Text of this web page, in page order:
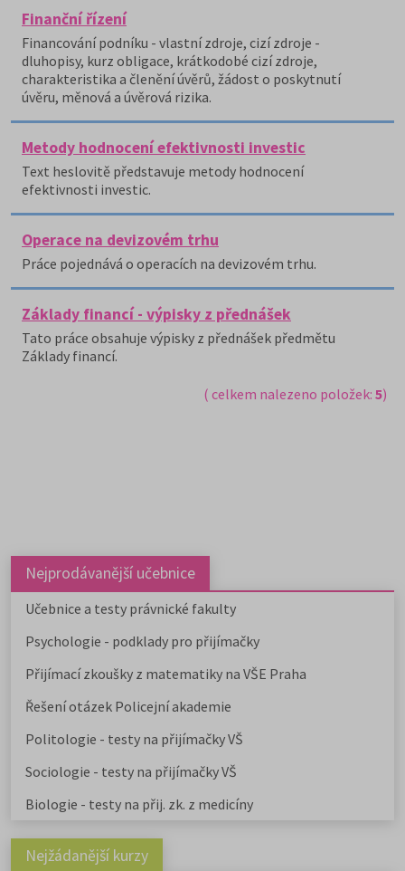
Finanční řízení
Financování podníku - vlastní zdroje, cizí zdroje -
dluhopisy, kurz obligace, krátkodobé cizí zdroje,
charakteristika a členění úvěrů, žádost o poskytnutí
úvěru, měnová a úvěrová rizika.
Metody hodnocení efektivnosti investic
Text heslovitě představuje metody hodnocení
efektivnosti investic.
Operace na devizovém trhu
Práce pojednává o operacích na devizovém trhu.
Základy financí - výpisky z přednášek
Tato práce obsahuje výpisky z přednášek předmětu
Základy financí.
( celkem nalezeno položek: 5)
Nejprodávanější učebnice
Učebnice a testy právnické fakulty
Psychologie - podklady pro přijímačky
Přijímací zkoušky z matematiky na VŠE Praha
Řešení otázek Policejní akademie
Politologie - testy na přijímačky VŠ
Sociologie - testy na přijímačky VŠ
Biologie - testy na přij. zk. z medicíny
Nejžádanější kurzy